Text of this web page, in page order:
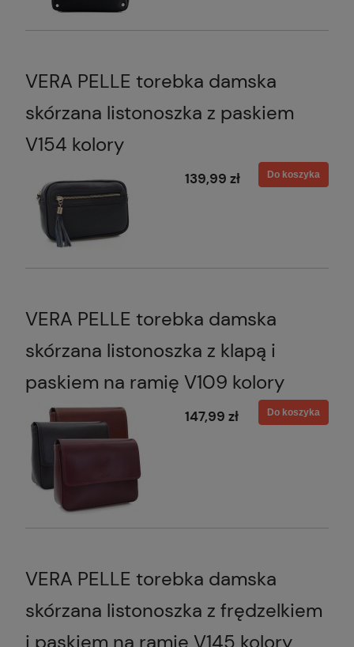
VERA PELLE torebka damska
skórzana listonoszka z paskiem
V154 kolory
139,99 zł Do koszyka
VERA PELLE torebka damska
skórzana listonoszka z klapą i
paskiem na ramię V109 kolory
147,99 zł Do koszyka
VERA PELLE torebka damska
skórzana listonoszka z frędzelkiem
i paskiem na ramię V145 kolory